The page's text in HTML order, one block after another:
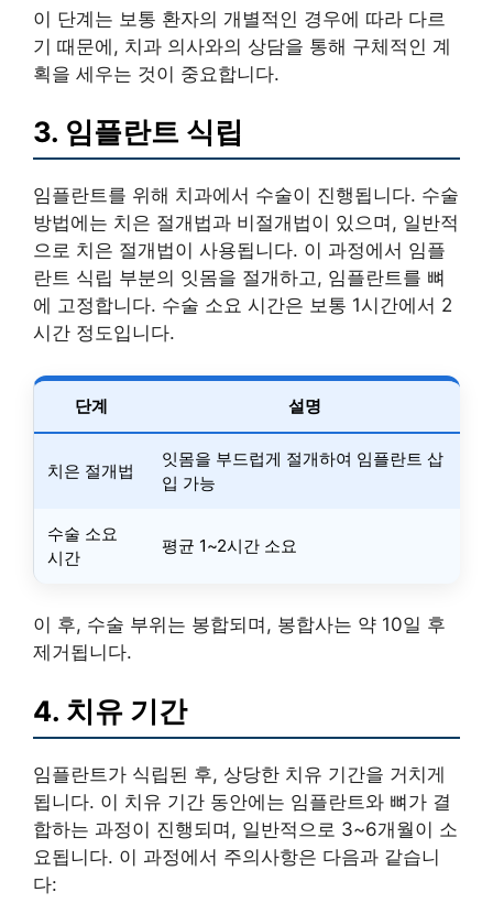
이 단계는 보통 환자의 개별적인 경우에 따라 다르
기 때문에, 치과 의사와의 상담을 통해 구체적인 계
획을 세우는 것이 중요합니다.
3. 임플란트 식립
임플란트를 위해 치과에서 수술이 진행됩니다. 수술
방법에는 치은 절개법과 비절개법이 있으며, 일반적
으로 치은 절개법이 사용됩니다. 이 과정에서 임플
란트 식립 부분의 잇몸을 절개하고, 임플란트를 뼈
에 고정합니다. 수술 소요 시간은 보통 1시간에서 2
시간 정도입니다.
단계 설명
치은 절개법
잇몸을 부드럽게 절개하여 임플란트 삽
입 가능
수술 소요
시간
평균 1~2시간 소요
이 후, 수술 부위는 봉합되며, 봉합사는 약 10일 후
제거됩니다.
4. 치유 기간
임플란트가 식립된 후, 상당한 치유 기간을 거치게
됩니다. 이 치유 기간 동안에는 임플란트와 뼈가 결
합하는 과정이 진행되며, 일반적으로 3~6개월이 소
요됩니다. 이 과정에서 주의사항은 다음과 같습니
다: